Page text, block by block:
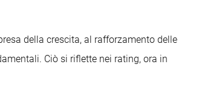
della crescita, al rafforzamento delle
Ciò si riflette nei rating, ora in